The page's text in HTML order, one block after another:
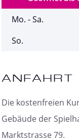
Mo. - Sa.
So.
ANFAHRT
Die kostenfreien
Gebäude der
Marktstrasse 79.